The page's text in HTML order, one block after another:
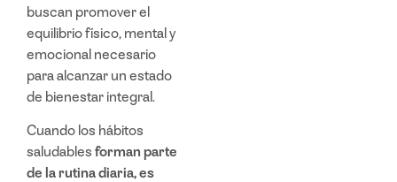
buscan promover el
equilibrio físico, mental y
emocional necesario
para alcanzar un estado
de bienestar integral.
Cuando los hábitos
saludables forman parte
de la rutina diaria, es